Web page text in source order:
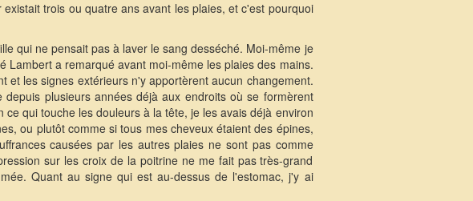
trois ou quatre ans avant les plaies, et c'est pourquoi
qui ne pensait pas à laver le sang desséché. Moi-même je
Lambert a remarqué avant moi-même les plaies des mains.
et les signes extérieurs n'y apportèrent aucun changement.
plusieurs années déjà aux endroits où se formèrent
qui touche les douleurs à la tête, je les avais déjà environ
ou plutôt comme si tous mes cheveux étaient des épines,
causées par les autres plaies ne sont pas comme
sur les croix de la poitrine ne me fait pas très-grand
Quant au signe qui est au-dessus de l'estomac, j'y ai